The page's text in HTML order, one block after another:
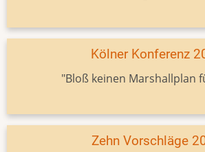
Kölner Konferenz
"Bloß keinen Marshallplan
Zehn Vorschläge